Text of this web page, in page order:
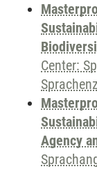
Center:
Agency